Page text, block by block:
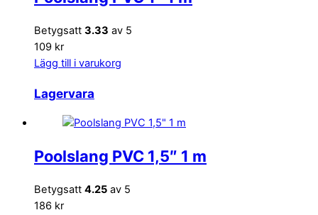
Betygsatt 3.33 av 5
109 kr
Lägg till i varukorg
Lagervara
Poolslang PVC 1,5″ 1 m
Betygsatt 4.25 av 5
186 kr